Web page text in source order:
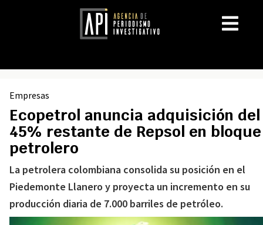
Empresas
Ecopetrol anuncia adquisición del
45% restante de Repsol en bloque
petrolero
La petrolera colombiana consolida su posición en el
Piedemonte Llanero y proyecta un incremento en su
producción diaria de 7.000 barriles de petróleo.